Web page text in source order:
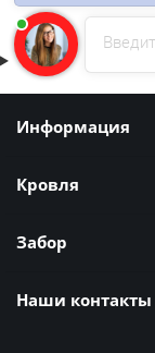
Информация
Кровля
Забор
Наши контакты